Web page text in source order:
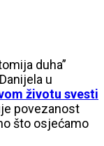
duha”
u
životu svesti
povezanost
što osjećamo